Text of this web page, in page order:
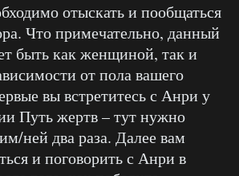
отыскать и пообщаться
Что примечательно, данный
быть как женщиной, так и
от пола вашего
вы встретитесь с Анри у
Путь жертв – тут нужно
ней два раза. Далее вам
и поговорить с Анри в